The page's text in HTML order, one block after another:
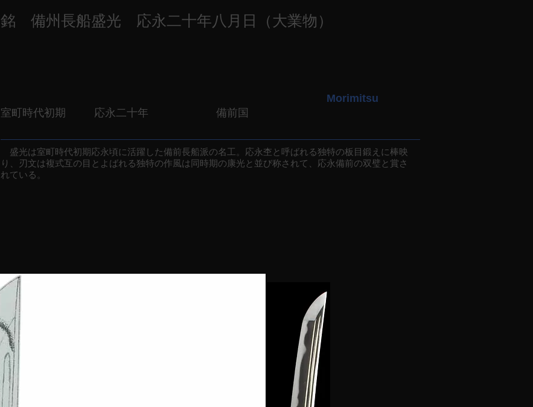
銘 備州長船盛光 応永二十年八月日（大業物）
室町時代初期 応永二十年 備前国
Morimitsu
盛光は室町時代初期応永頃に活躍した備前長船派の名工。応永杢と呼ばれる独特の板目鍛えに棒映
り、刃文は複式互の目とよばれる独特の作風は同時期の康光と並び称されて、応永備前の双璧と賞さ
れている。